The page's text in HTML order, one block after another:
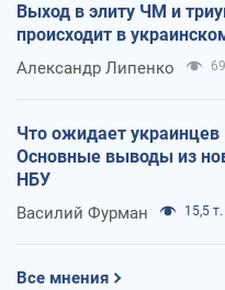
Выход в элиту ЧМ и
происходит в
Александр Липенко
Что ожидает украинцев
Основные выводы из
НБУ
Василий Фурман 15,5 т.
Все мнения